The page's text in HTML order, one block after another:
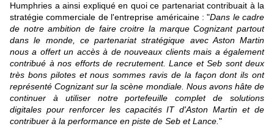
Humphries a ainsi expliqué en quoi ce partenariat contribuait à la
stratégie commerciale de l'entreprise américaine : "Dans le cadre
de notre ambition de faire croitre la marque Cognizant partout
dans le monde, ce partenariat stratégique avec Aston Martin
nous a offert un accès à de nouveaux clients mais a également
contribué à nos efforts de recrutement. Lance et Seb sont deux
très bons pilotes et nous sommes ravis de la façon dont ils ont
représenté Cognizant sur la scène mondiale. Nous avons hâte de
continuer à utiliser notre portefeuille complet de solutions
digitales pour renforcer les capacités IT d'Aston Martin et de
contribuer à la performance en piste de Seb et Lance. "